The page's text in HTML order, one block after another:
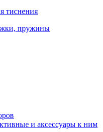
тиснения
пружины
и аксессуары к ним